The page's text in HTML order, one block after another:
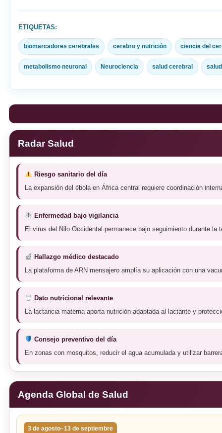
ETIQUETAS:
biomarcadores cerebrales cerebro y nutrición ciencia del
metabolismo neuronal Neurociencia salud cerebral
Radar Salud
Riesgo sanitario del día
La expansión del ébola en África central requiere coordinación
Enfermedad bajo vigilancia
El virus del Nilo Occidental permanece bajo seguimiento durante
Hallazgo médico destacado
La plataforma de ARN mensajero amplía su aplicación con una
Dato nutricional relevante
La lactancia materna aporta nutrición adaptada al lactante y
Consejo preventivo del día
En zonas con mosquitos, reducir el agua acumulada y utilizar
Agenda Global de Salud
3 de agosto–13 de septiembre